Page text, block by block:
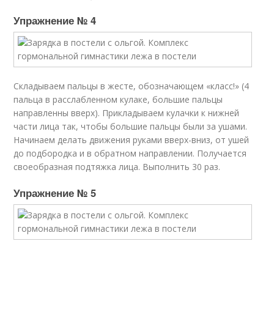
Упражнение № 4
Складываем пальцы в жесте, обозначающем «класс!» (4
пальца в расслабленном кулаке, большие пальцы
направленны вверх). Прикладываем кулачки к нижней
части лица так, чтобы большие пальцы были за ушами.
Начинаем делать движения руками вверх-вниз, от ушей
до подбородка и в обратном направлении. Получается
своеобразная подтяжка лица. Выполнить 30 раз.
Упражнение № 5